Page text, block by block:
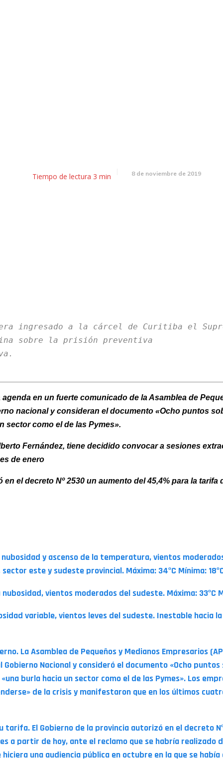
Tiempo de lectura 3 min 8 de noviembre de 2019
ingresado a la cárcel de Curitiba el
sobre la prisión preventiva
en un fuerte comunicado de la Asamblea de
nacional y consideran el documento «Ocho puntos
sector como el de las Pymes».
Fernández, tiene decidido convocar a sesiones
de enero
el decreto Nº 2530 un aumento del 45,4% para la tarifa
nubosidad y ascenso de la temperatura, vientos
este y sudeste provincial. Máxima: 34ºC Mínima:
vientos moderados del sudeste. Máxima: 33ºC
variable, vientos leves del sudeste. Inestable hacia la
La Asamblea de Pequeños y Medianos Empresarios
Nacional y consideró el documento «Ocho
burla hacia un sector como el de las Pymes». Los
de la crisis y manifestaron que en los últimos
tarifa. El Gobierno de la provincia autorizó en el decreto
a partir de hoy, ante el reclamo que se habría realizado
una audiencia pública en octubre en la que se